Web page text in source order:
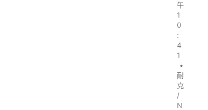
午
1
0
:
4
1
•
耐
克
/
N